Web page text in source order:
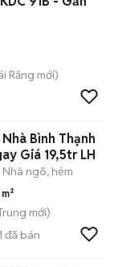
Răng mới)
Bình Thạnh
Giá 19,5tr LH
Nhà ngõ, hẻm
mới)
1 đã bán